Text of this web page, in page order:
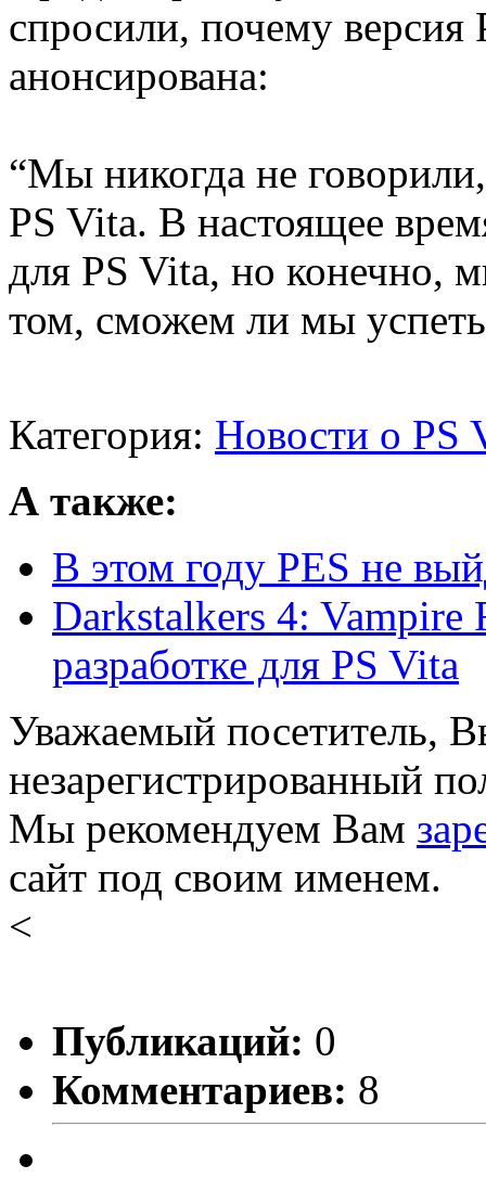
спросили, почему
анонсирована:
“Мы никогда не
PS Vita. В настоящее
для PS Vita, но конечно,
том, сможем ли мы
Категория: Новости о PS
А также:
В этом году PES не
Darkstalkers 4: Vampire
разработке для PS Vita
Уважаемый посетитель,
незарегистрированный
Мы рекомендуем Вам
сайт под своим именем.
<
Публикаций: 0
Комментариев: 8